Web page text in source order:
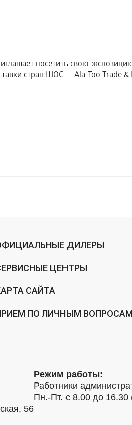
посетить свою
стран ШОС — Ala-Too Trade &
ДИЛЕРЫ
ЦЕНТРЫ
САЙТА
ПО ЛИЧНЫМ
56
Режим работы:
Работники
Пн.-Пт. с 8.00 до